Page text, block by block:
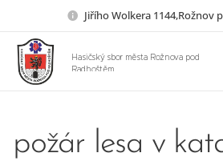
Jiřího Wolkera 1144,Rožnov
Hasičský sbor města Rožnova pod
Radhoštěm
požár lesa v